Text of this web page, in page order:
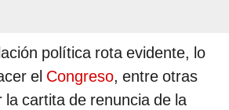
política rota evidente, lo
el Congreso, entre otras
cartita de renuncia de la